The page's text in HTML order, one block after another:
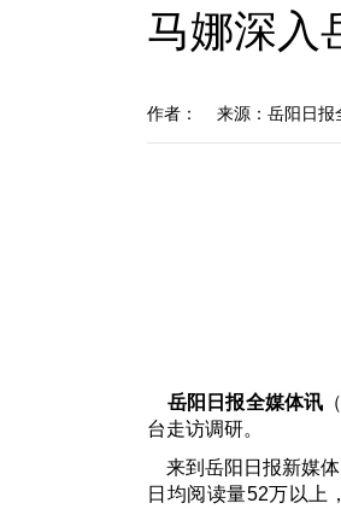
马娜深入
作者： 来源：岳阳日报
岳阳日报全媒体讯
台走访调研。
来到岳阳日报新媒体
日均阅读量52万以上